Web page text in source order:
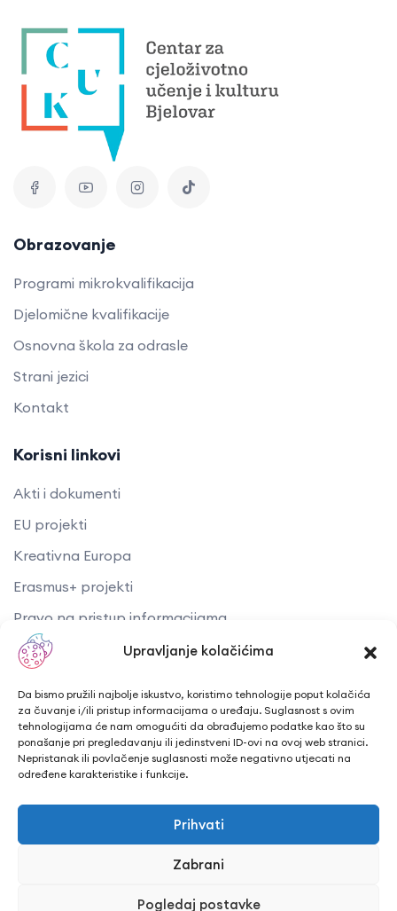
Upravljanje kolačićima
Da bismo pružili najbolje iskustvo, koristimo tehnologije poput kolačića
za čuvanje i/ili pristup informacijama o uređaju. Suglasnost s ovim
tehnologijama će nam omogućiti da obrađujemo podatke kao što su
ponašanje pri pregledavanju ili jedinstveni ID-ovi na ovoj web stranici.
Nepristanak ili povlačenje suglasnosti može negativno utjecati na
određene karakteristike i funkcije.
Prihvati
Zabrani
Pogledaj postavke
Obrazovanje
Programi mikrokvalifikacija
Djelomične kvalifikacije
Osnovna škola za odrasle
Strani jezici
Kontakt
Korisni linkovi
Akti i dokumenti
EU projekti
Kreativna Europa
Erasmus+ projekti
​​​​​​​Pravo na pristup informacijama
Arhiva objava
Kontaktirajte nas
Telefon: + 385 43 241 298
Email: info@cuk.hr
Lokacija: Trg hrvatskih branitelja 15, Bjelovar